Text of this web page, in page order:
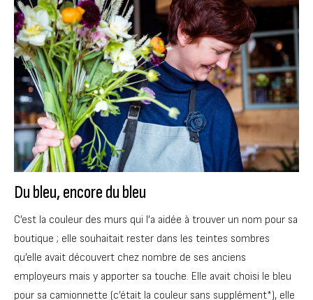
Du bleu, encore du bleu
C’est la couleur des murs qui l’a aidée à trouver un nom pour sa
boutique ; elle souhaitait rester dans les teintes sombres
qu’elle avait découvert chez nombre de ses anciens
employeurs mais y apporter sa touche. Elle avait choisi le bleu
pour sa camionnette (c’était la couleur sans supplément*), elle